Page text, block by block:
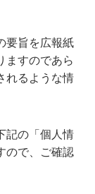
要旨を広報紙
ますのであら
れるような情
記の「個人情
ので、ご確認